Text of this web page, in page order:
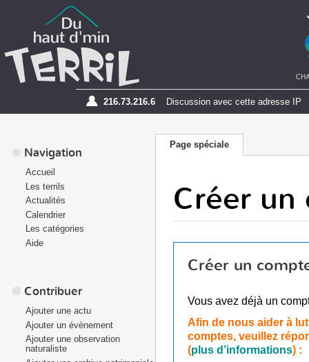
216.73.216.6 Discussion avec cette adresse IP
Page spéciale
Créer un
Créer un
Vous avez déjà un
Afin de nous aider à
comptes, veuillez
(plus d’informations) :
Navigation
Accueil
Les terrils
Actualités
Calendrier
Les catégories
Aide
Contribuer
Ajouter une actu
Ajouter un évènement
Ajouter une observation
naturaliste